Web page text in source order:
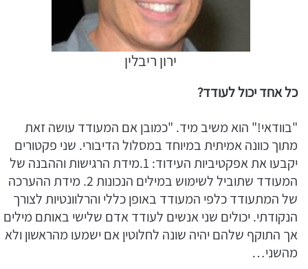
ירון ריבלין
כל אחד יכול לעודד?
"בוודאי!" הוא משיב מיד. "כמובן אם המעודד עושה זאת
מתוך כוונה אמיתית במיוחד במסלול הדיבורי. שני פקטורים
יקבעו את אפקטיביות העידוד: 1.מידת הרגישות וההבנה של
המעודד שתוביל לשימוש במילים הנכונות 2. מידת ההערכה
של המתעודד כלפי המעודד באופן כללי והרלוונטיות לצורך
הנקודתי. יכולים שני אנשים לעודד אדם שלישי באותם מילים
אך התוקף שלהם יהיה שונה לחלוטין אם ישמעו מהראשון ולא
מהשני…